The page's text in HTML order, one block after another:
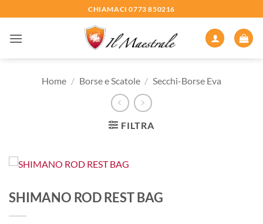
ai
contenuti
CHIAMACI 0773 850216
Home / Borse e Scatole / Secchi-Borse Eva
FILTRA
SHIMANO ROD REST BAG